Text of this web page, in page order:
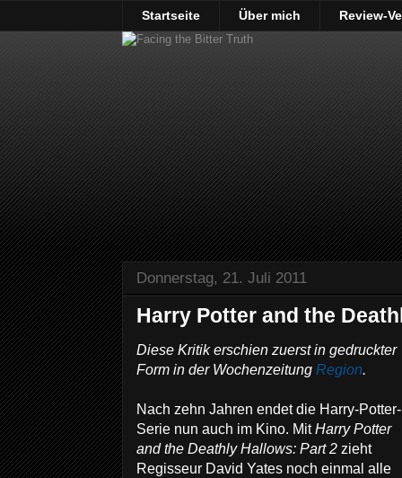
Startseite Über mich Review-
Donnerstag, 21. Juli 2011
Harry Potter and the
Diese Kritik erschien zuerst in gedruckter
Form in der Wochenzeitung Region.
Nach zehn Jahren endet die Harry-Potter-
Serie nun auch im Kino. MitHarry Potter
and the Deathly Hallows: Part 2 zieht
Regisseur David Yates noch einmal alle